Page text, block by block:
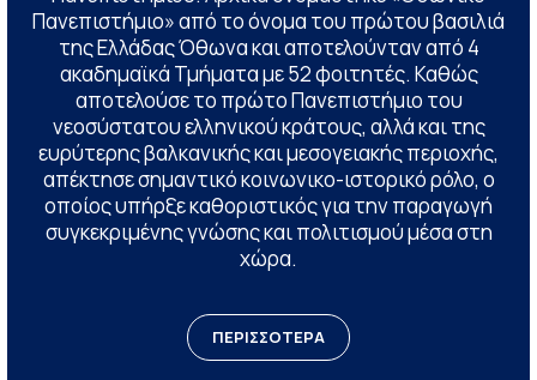
Πανεπιστήμιο» από το όνομα του πρώτου βασιλιά
της Ελλάδας Όθωνα και αποτελούνταν από 4
ακαδημαϊκά Τμήματα με 52 φοιτητές. Καθώς
αποτελούσε το πρώτο Πανεπιστήμιο του
νεοσύστατου ελληνικού κράτους, αλλά και της
ευρύτερης βαλκανικής και μεσογειακής περιοχής,
απέκτησε σημαντικό κοινωνικο-ιστορικό ρόλο, ο
οποίος υπήρξε καθοριστικός για την παραγωγή
συγκεκριμένης γνώσης και πολιτισμού μέσα στη
χώρα.
ΠΕΡΙΣΣΟΤΕΡΑ